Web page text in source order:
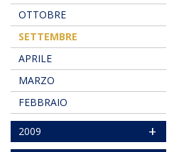
OTTOBRE
SETTEMBRE
APRILE
MARZO
FEBBRAIO
2009 +